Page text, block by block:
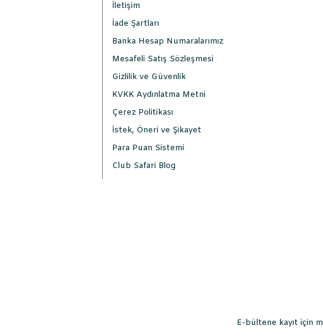
İletişim
İade Şartları
Banka Hesap Numaralarımız
Mesafeli Satış Sözleşmesi
Gizlilik ve Güvenlik
KVKK Aydınlatma Metni
Çerez Politikası
İstek, Öneri ve Şikayet
Para Puan Sistemi
Club Safari Blog